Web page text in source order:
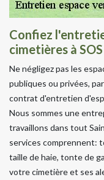
Confiez
cimetières à
Ne négligez pas les
publiques ou privées,
contrat d'entretien
Nous sommes une
travaillons dans tout
services comprennent:
taille de haie, tonte de
votre cimetière et ses